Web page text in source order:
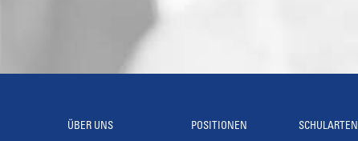
ÜBER UNS POSITIONEN SCHULARTEN